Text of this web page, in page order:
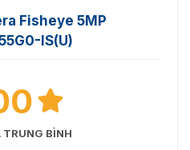
Fisheye 5MP
IS(U)
BÌNH